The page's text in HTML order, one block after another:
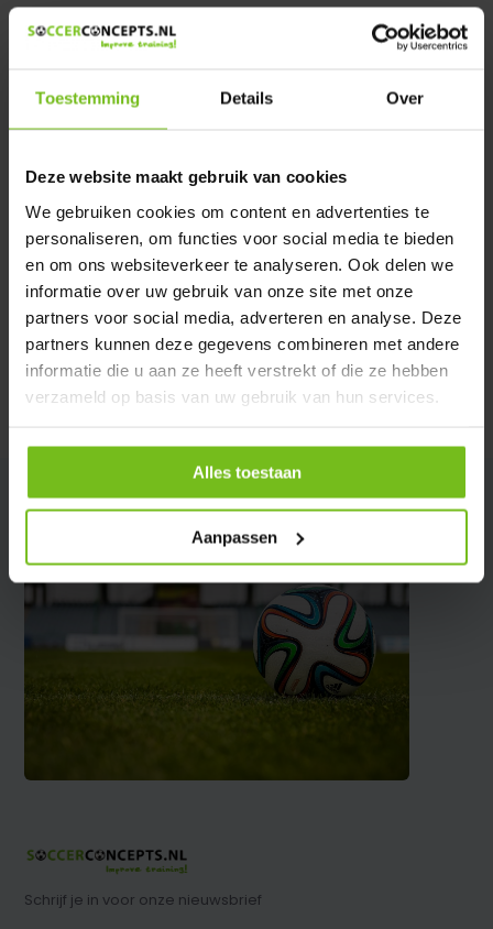
Toestemming Details Over
Deze website maakt gebruik van cookies
We gebruiken cookies om content en advertenties te
personaliseren, om functies voor social media te bieden
en om ons websiteverkeer te analyseren. Ook delen we
informatie over uw gebruik van onze site met onze
partners voor social media, adverteren en analyse. Deze
partners kunnen deze gegevens combineren met andere
informatie die u aan ze heeft verstrekt of die ze hebben
verzameld op basis van uw gebruik van hun services.
Alles toestaan
Aanpassen
We helpen u graag met meer informatie
Verstuur email
Description du produit
Évaluations
Schrijf je in voor onze nieuwsbrief